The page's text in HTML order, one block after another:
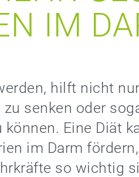
IM
hilft nicht
senken oder
Eine Diät
im Darm
so wichtig